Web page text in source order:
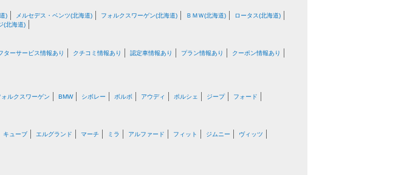
) メルセデス・ベンツ(北海道) フォルクスワーゲン(北海道) ＢＭＷ(北海道)
ロータス(北海道)
(北海道)
ターサービス情報あり クチコミ情報あり 認定車情報あり プラン情報あり クーポン情報あり
ォルクスワーゲン BMW シボレー ボルボ アウディ ポルシェ ジープ
フォード
キューブ エルグランド マーチ ミラ アルファード フィット ジムニー
ヴィッツ